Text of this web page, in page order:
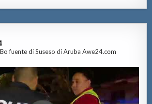
Bo fuente di Suseso di Aruba Awe24.com